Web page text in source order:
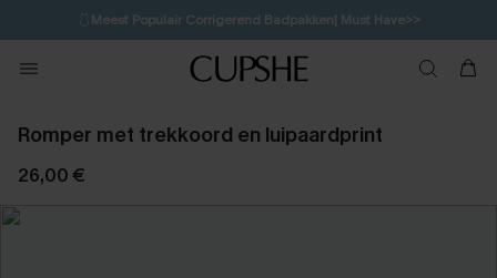
🩱Meest Populair Corrigerend Badpakken| Must Have>>
💌Abonneer je & ontvang tot 15% korting>>
Koop 3, krijg 15% korting | CODE: SW15 13H:10M:21S
Romper met trekkoord en luipaardprint
26,00 €